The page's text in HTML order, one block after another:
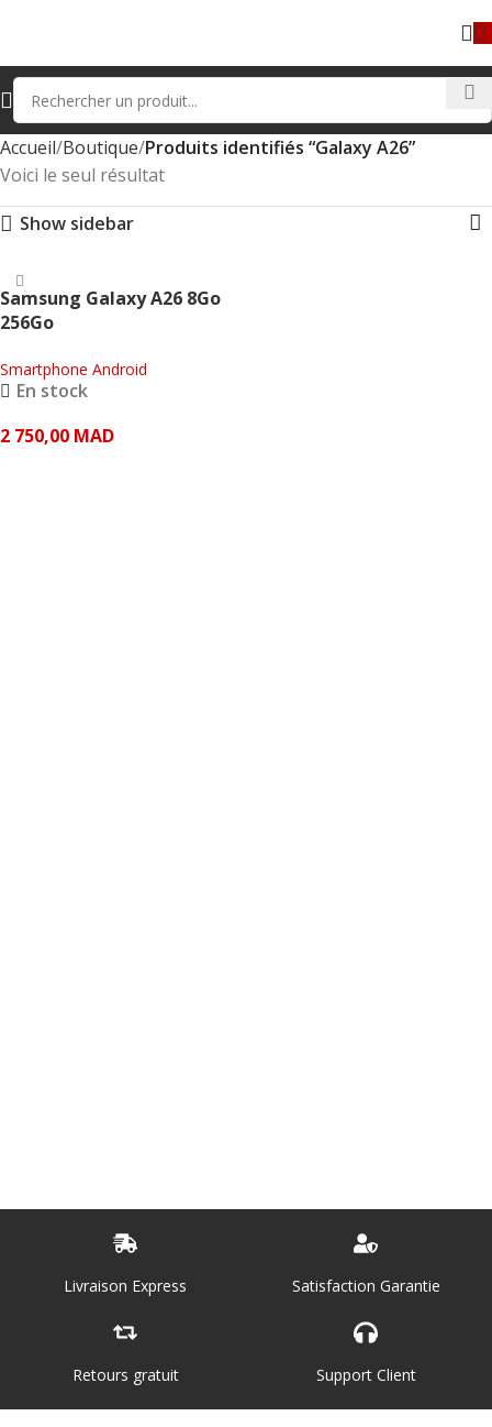
Accueil Boutique Produits identifiés “Galaxy A26”
Voici le seul résultat
Show sidebar
Samsung Galaxy A26 8Go
256Go
Smartphone Android
En stock
2 750,00 MAD
Livraison Express Satisfaction Garantie
Retours gratuit Support Client